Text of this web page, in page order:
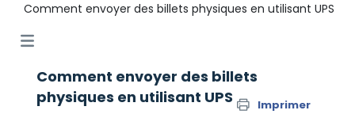
Comment envoyer des billets physiques en utilisant UPS
Comment envoyer des billets
physiques en utilisant UPS
Imprimer